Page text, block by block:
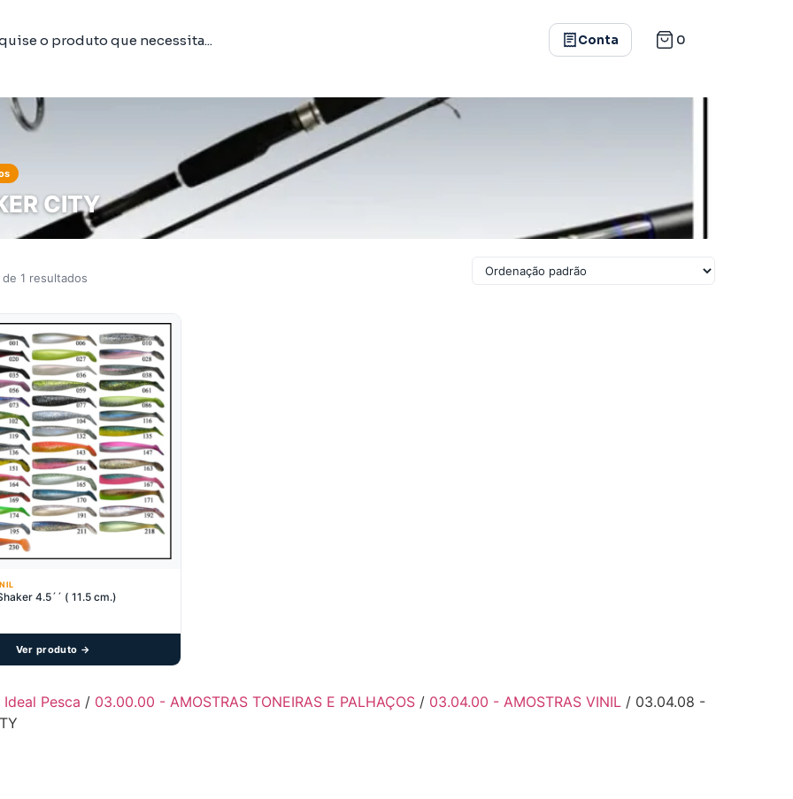
Conta 0
CITY
de 1 resultados
4.5´´ ( 11.5 cm.)
Ver produto →
Ideal Pesca / 03.00.00 - AMOSTRAS TONEIRAS E PALHAÇOS / 03.04.00 - AMOSTRAS VINIL / 03.04.08 -